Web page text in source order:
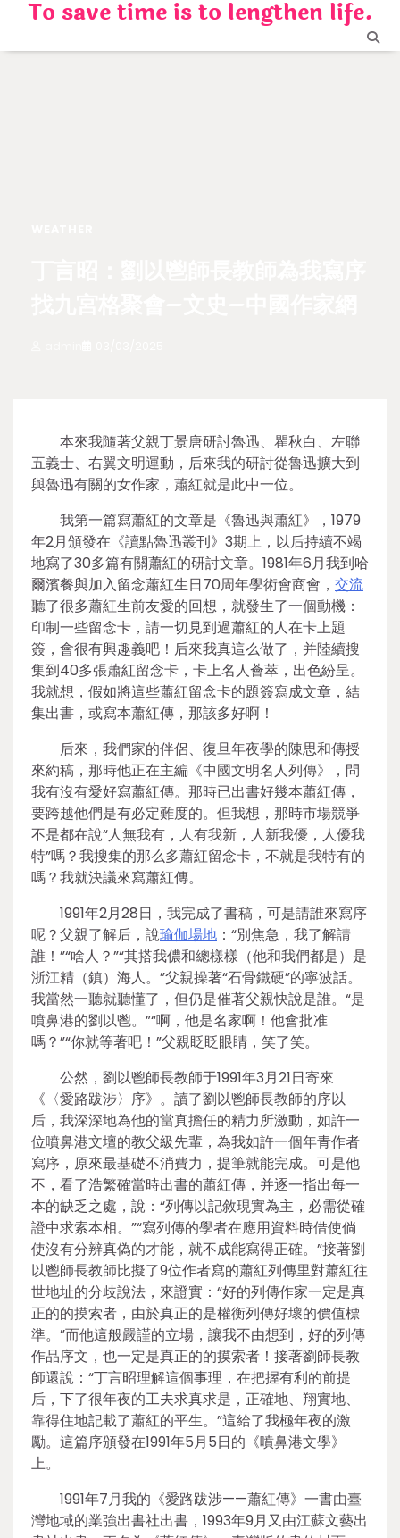
content
To save time is to lengthen life.
本來我隨著父親丁景唐研討魯迅、瞿秋白、左聯
五義士、右翼文明運動，后來我的研討從魯迅擴大到
與魯迅有關的女作家，蕭紅就是此中一位。
我第一篇寫蕭紅的文章是《魯迅與蕭紅》，1979
年2月頒發在《讀點魯迅叢刊》3期上，以后持續不竭
地寫了30多篇有關蕭紅的研討文章。1981年6月我到哈
爾濱餐與加入留念蕭紅生日70周年學術會商會， 交流
聽了很多蕭紅生前友愛的回想，就發生了一個動機：
印制一些留念卡，請一切見到過蕭紅的人在卡上題
簽，會很有興趣義吧！后來我真這么做了，并陸續搜
集到40多張蕭紅留念卡，卡上名人薈萃，出色紛呈。
我就想，假如將這些蕭紅留念卡的題簽寫成文章，結
集出書，或寫本蕭紅傳，那該多好啊！
后來，我們家的伴侶、復旦年夜學的陳思和傳授
來約稿，那時他正在主編《中國文明名人列傳》，問
我有沒有愛好寫蕭紅傳。那時已出書好幾本蕭紅傳，
要跨越他們是有必定難度的。但我想，那時市場競爭
不是都在說“人無我有，人有我新，人新我優，人優我
特”嗎？我搜集的那么多蕭紅留念卡，不就是我特有的
嗎？我就決議來寫蕭紅傳。
1991年2月28日，我完成了書稿，可是請誰來寫序
呢？父親了解后，說瑜伽場地 ：“別焦急，我了解請
誰！”“啥人？”“其搭我儂和總樣樣（他和我們都是）是
浙江精（鎮）海人。”父親操著“石骨鐵硬”的寧波話。
我當然一聽就聽懂了，但仍是催著父親快說是誰。“是
噴鼻港的劉以鬯。”“啊，他是名家啊！他會批准
嗎？”“你就等著吧！”父親眨眨眼睛，笑了笑。
公然，劉以鬯師長教師于1991年3月21日寄來
《〈愛路跋涉〉序》。讀了劉以鬯師長教師的序以
后，我深深地為他的當真擔任的精力所激動，如許一
位噴鼻港文壇的教父級先輩，為我如許一個年青作者
寫序，原來最基礎不消費力，提筆就能完成。可是他
不，看了浩繁確當時出書的蕭紅傳，并逐一指出每一
本的缺乏之處，說：“列傳以記敘現實為主，必需從確
證中求索本相。”“寫列傳的學者在應用資料時借使倘
使沒有分辨真偽的才能，就不成能寫得正確。”接著劉
以鬯師長教師比擬了9位作者寫的蕭紅列傳里對蕭紅往
世地址的分歧說法，來證實：“好的列傳作家一定是真
正的的摸索者，由於真正的是權衡列傳好壞的價值標
準。”而他這般嚴謹的立場，讓我不由想到，好的列傳
作品序文，也一定是真正的的摸索者！接著劉師長教
師還說：“丁言昭理解這個事理，在把握有利的前提
后，下了很年夜的工夫求真求是，正確地、翔實地、
靠得住地記載了蕭紅的平生。”這給了我極年夜的激
勵。這篇序頒發在1991年5月5日的《噴鼻港文學》
上。
1991年7月我的《愛路跋涉——蕭紅傳》一書由臺
灣地域的業強出書社出書，1993年9月又由江蘇文藝出